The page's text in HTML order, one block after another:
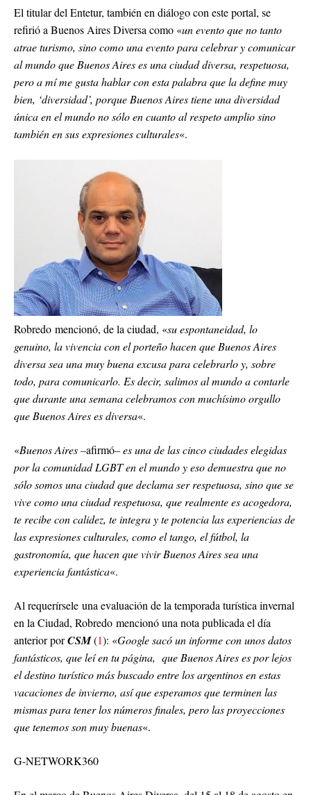
El titular del Entetur, también en diálogo con este portal, se
refirió a Buenos Aires Diversa como «un evento que no tanto
atrae turismo, sino como una evento para celebrar y comunicar
al mundo que Buenos Aires es una ciudad diversa, respetuosa,
pero a mí me gusta hablar con esta palabra que la define muy
bien, ‘diversidad’, porque Buenos Aires tiene una diversidad
única en el mundo no sólo en cuanto al respeto amplio sino
también en sus expresiones culturales«.
Robredo mencionó, de la ciudad, «su espontaneidad, lo
genuino, la vivencia con el porteño hacen que Buenos Aires
diversa sea una muy buena excusa para celebrarlo y, sobre
todo, para comunicarlo. Es decir, salimos al mundo a contarle
que durante una semana celebramos con muchísimo orgullo
que Buenos Aires es diversa«.
«Buenos Aires –afirmó– es una de las cinco ciudades elegidas
por la comunidad LGBT en el mundo y eso demuestra que no
sólo somos una ciudad que declama ser respetuosa, sino que se
vive como una ciudad respetuosa, que realmente es acogedora,
te recibe con calidez, te integra y te potencia las experiencias de
las expresiones culturales, como el tango, el fútbol, la
gastronomía, que hacen que vivir Buenos Aires sea una
experiencia fantástica«.
Al requerírsele una evaluación de la temporada turística invernal
en la Ciudad, Robredo mencionó una nota publicada el día
anterior porCSM(1): «Google sacó un informe con unos datos
fantásticos, que leí en tu página, que Buenos Aires es por lejos
el destino turístico más buscado entre los argentinos en estas
vacaciones de invierno, así que esperamos que terminen las
mismas para tener los números finales, pero las proyecciones
que tenemos son muy buenas«.
G-NETWORK360